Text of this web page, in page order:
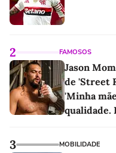
2 FAMOSOS
Jason
de 'Street
'Minha
qualidade.
3 MOBILIDADE